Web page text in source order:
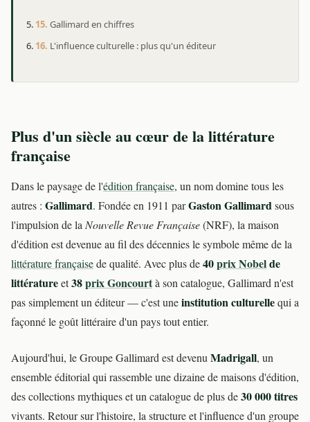
Gallimard en chiffres
L'influence culturelle : plus qu'un éditeur
Plus d'un siècle au cœur de la littérature
française
Dans le paysage de l'édition française, un nom domine tous les
autres : Gallimard. Fondée en 1911 parGaston Gallimardsous
l'impulsion de laNouvelle Revue Française(NRF), la maison
d'édition est devenue au fil des décennies le symbole même de la
littérature françaisede qualité. Avec plus de40prix Nobelde
littératureet38prix Goncourtà son catalogue, Gallimard n'est
pas simplement un éditeur — c'est uneinstitution culturellequi a
façonné le goût littéraire d'un pays tout entier.
Aujourd'hui, le Groupe Gallimard est devenuMadrigall, un
ensemble éditorial qui rassemble une dizaine de maisons d'édition,
des collections mythiques et un catalogue de plus de30 000 titres
vivants. Retour sur l'histoire, la structure et l'influence d'un groupe